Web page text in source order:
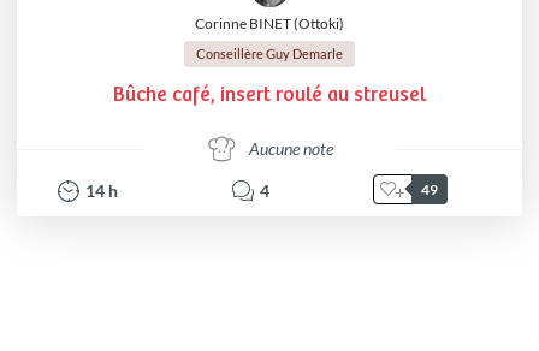
Corinne BINET (Ottoki)
Conseillère Guy Demarle
Bûche café, insert roulé au streusel
Aucune note
14 h 4 49